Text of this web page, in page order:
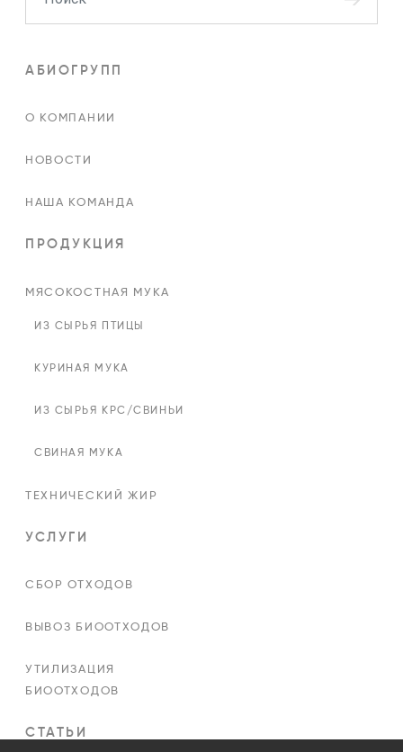
АБИОГРУПП
О КОМПАНИИ
НОВОСТИ
НАША КОМАНДА
ПРОДУКЦИЯ
МЯСОКОСТНАЯ МУКА
ИЗ СЫРЬЯ ПТИЦЫ
КУРИНАЯ МУКА
ИЗ СЫРЬЯ КРС/СВИНЬИ
СВИНАЯ МУКА
ТЕХНИЧЕСКИЙ ЖИР
УСЛУГИ
СБОР ОТХОДОВ
ВЫВОЗ БИООТХОДОВ
УТИЛИЗАЦИЯ
БИООТХОДОВ
СТАТЬИ